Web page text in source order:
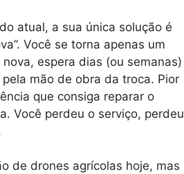
atual, a sua única solução é
Você se torna apenas um
espera dias (ou semanas)
mão de obra da troca. Pior
que consiga reparar o
Você perdeu o serviço, perdeu
de drones agrícolas hoje, mas